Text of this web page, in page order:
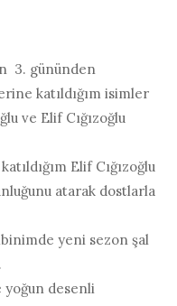
3. gününden
katıldığım isimler
ve Elif Cığızoğlu
Elif Cığızoğlu
atarak dostlarla
yeni sezon şal
yoğun desenli